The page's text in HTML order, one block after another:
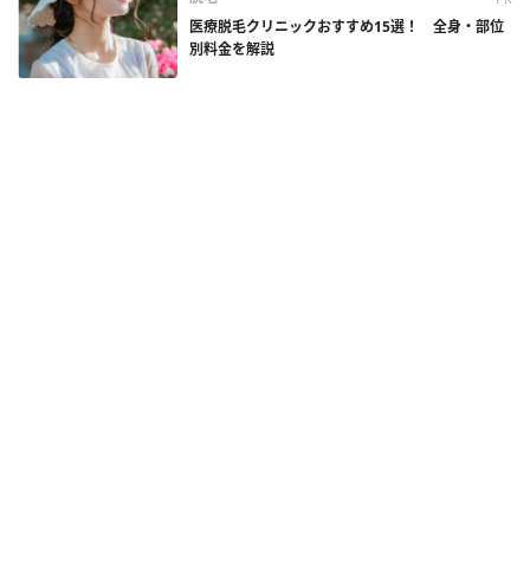
医療脱毛クリニックおすすめ15選！ 全身・部位
別料金を解説